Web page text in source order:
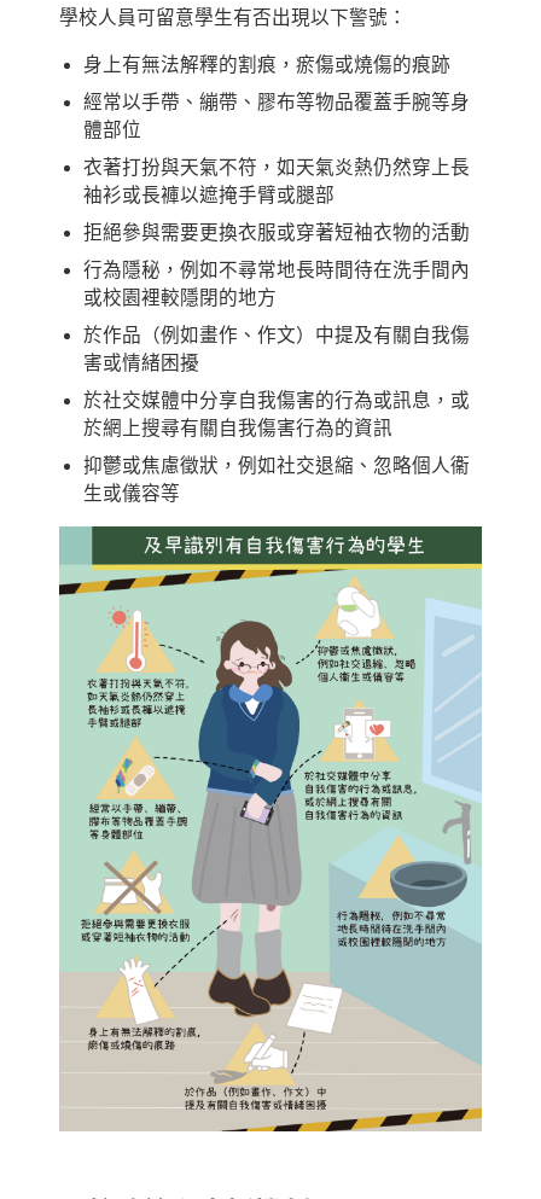
學校人員可留意學生有否出現以下警號：
身上有無法解釋的割痕，瘀傷或燒傷的痕跡
經常以手帶、繃帶、膠布等物品覆蓋手腕等身
體部位
衣著打扮與天氣不符，如天氣炎熱仍然穿上長
袖衫或長褲以遮掩手臂或腿部
拒絕參與需要更換衣服或穿著短袖衣物的活動
行為隱秘，例如不尋常地長時間待在洗手間內
或校園裡較隱閉的地方
於作品（例如畫作、作文）中提及有關自我傷
害或情緒困擾
於社交媒體中分享自我傷害的行為或訊息，或
於網上搜尋有關自我傷害行為的資訊
抑鬱或焦慮徵狀，例如社交退縮、忽略個人衞
生或儀容等